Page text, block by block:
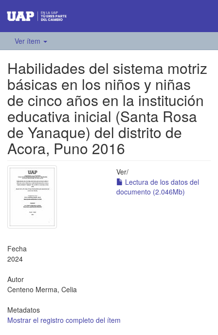
Ver ítem
Habilidades del sistema motriz
básicas en los niños y niñas
de cinco años en la institución
educativa inicial (Santa Rosa
de Yanaque) del distrito de
Acora, Puno 2016
Ver/
Lectura de los datos del
documento (2.046Mb)
Fecha
2024
Autor
Centeno Merma, Celia
Metadatos
Mostrar el registro completo del ítem